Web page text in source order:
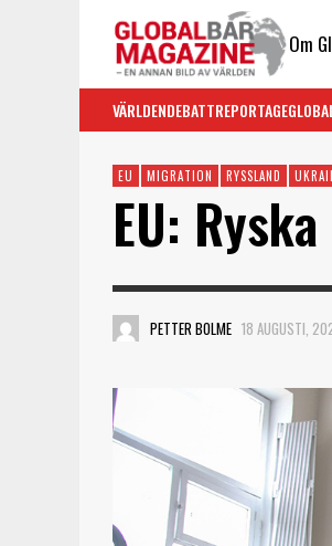
Om
VÄRLDENDEBATTREPORTAGE
EU MIGRATION RYSSLAND
EU:
PETTER BOLME 18 AUGUSTI,